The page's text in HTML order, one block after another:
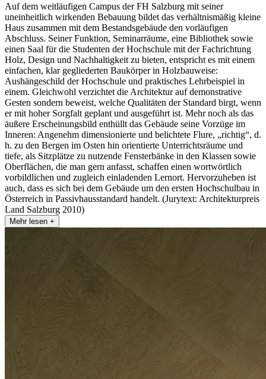
Auf dem weitläufigen Campus der FH Salzburg mit seiner
uneinheitlich wirkenden Bebauung bildet das verhältnismäßig kleine
Haus zusammen mit dem Bestandsgebäude den vorläufigen
Abschluss. Seiner Funktion, Seminarräume, eine Bibliothek sowie
einen Saal für die Studenten der Hochschule mit der Fachrichtung
Holz, Design und Nachhaltigkeit zu bieten, entspricht es mit einem
einfachen, klar gegliederten Baukörper in Holzbauweise:
Aushängeschild der Hochschule und praktisches Lehrbeispiel in
einem. Gleichwohl verzichtet die Architektur auf demonstrative
Gesten sondern beweist, welche Qualitäten der Standard birgt, wenn
er mit hoher Sorgfalt geplant und ausgeführt ist. Mehr noch als das
äußere Erscheinungsbild enthüllt das Gebäude seine Vorzüge im
Inneren: Angenehm dimensionierte und belichtete Flure, „richtig“, d.
h. zu den Bergen im Osten hin orientierte Unterrichtsräume und
tiefe, als Sitzplätze zu nutzende Fensterbänke in den Klassen sowie
Oberflächen, die man gern anfasst, schaffen einen wortwörtlich
vorbildlichen und zugleich einladenden Lernort. Hervorzuheben ist
auch, dass es sich bei dem Gebäude um den ersten Hochschulbau in
Österreich in Passivhausstandard handelt. (Jurytext: Architekturpreis
Land Salzburg 2010)
Mehr lesen +